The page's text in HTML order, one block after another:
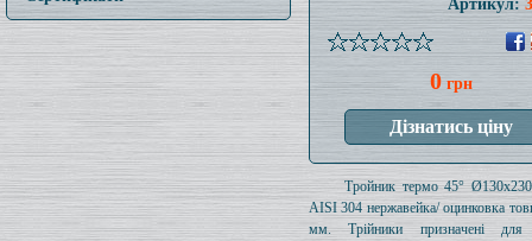
Артикул:
0 грн
Тройник термо 45°
AISI 304 нержавейка/ оцинковка
мм. Трійники призначені для